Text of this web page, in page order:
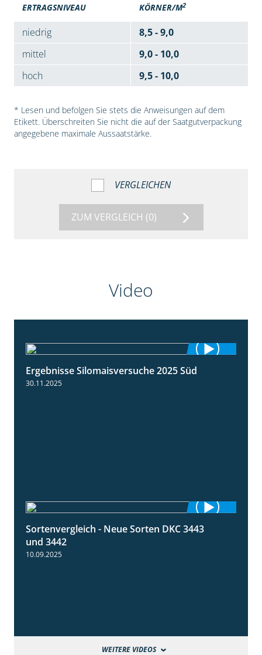
ERTRAGSNIVEAU KÖRNER/M2
niedrig
8,5 - 9,0
mittel
9,0 - 10,0
hoch
9,5 - 10,0
* Lesen und befolgen Sie stets die Anweisungen auf dem
Etikett. Überschreiten Sie nicht die auf der Saatgutverpackung
angegebene maximale Aussaatstärke.
VERGLEICHEN
ZUM VERGLEICH (0)
Video
Ergebnisse Silomaisversuche 2025 Süd
30.11.2025
1:59
Sortenvergleich - Neue Sorten DKC 3443
und 3442
10.09.2025
WEITERE VIDEOS